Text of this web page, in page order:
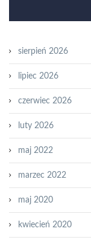
sierpień 2026
lipiec 2026
czerwiec 2026
luty 2026
maj 2022
marzec 2022
maj 2020
kwiecień 2020